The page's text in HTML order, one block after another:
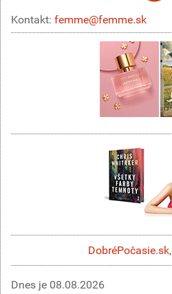
Kontakt: femme@femme.sk
DobréPočasie.sk,
Dnes je 08.08.2026